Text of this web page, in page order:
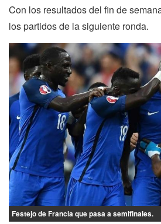
Con los resultados del fin de
los partidos de la siguiente ronda.
Festejo de Francia que pasa a semifinales.